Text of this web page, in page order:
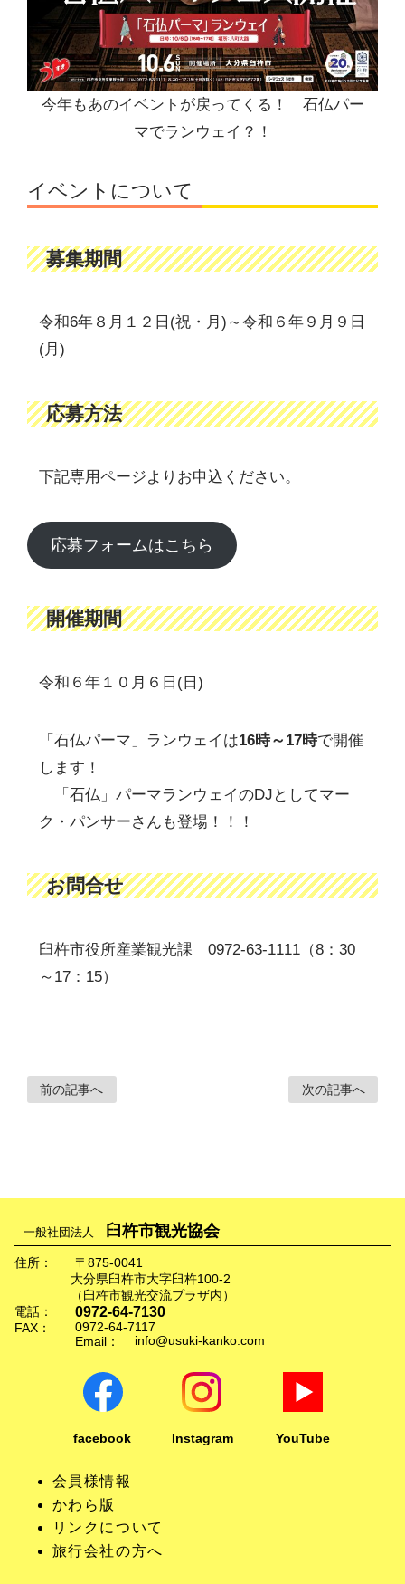
今年もあのイベントが戻ってくる！ 石仏パー
マでランウェイ？！
イベントについて
募集期間
令和6年８月１２日(祝・月)～令和６年９月９日
(月)
応募方法
下記専用ページよりお申込ください。
応募フォームはこちら
開催期間
令和６年１０月６日(日)
「石仏パーマ」ランウェイは16時～17時で開催
します！
「石仏」パーマランウェイのDJとしてマー
ク・パンサーさんも登場！！！
お問合せ
臼杵市役所産業観光課 0972-63-1111（8：30
～17：15）
前の記事へ 次の記事へ
一般社団法人 臼杵市観光協会
住所：
〒875-0041
大分県臼杵市大字臼杵100-2
（臼杵市観光交流プラザ内）
電話：
0972-64-7130
FAX：
0972-64-7117
Email：
info@usuki-kanko.com
facebook Instagram YouTube
会員様情報
かわら版
リンクについて
旅行会社の方へ